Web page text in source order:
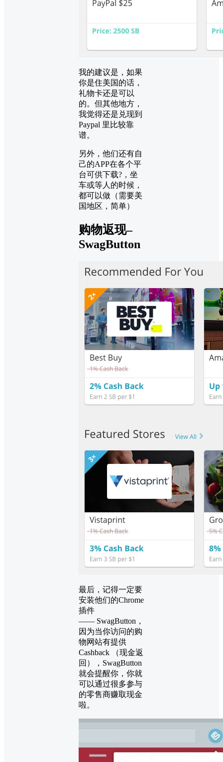
我的建议是，如果
你是住美国的话，
礼物卡还是可以
的。但其他地方，
我觉得还是兑现到
Paypal 里比较靠
谱。
另外，他们还有自
己的APP在各个平
台可供下载?，坐
车或等人的时候，
都可以做（需要美
国地区，简单）
购物返现–
SwagButton
最后，记得一定要
安装他们的Chrome
插件
—— SwagButton，
因为当你访问的购
物网站有提供
Cashback （现金返
回），SwagButton
就会提醒你，你就
可以通过很多参与
的零售商赚取现金
啦。